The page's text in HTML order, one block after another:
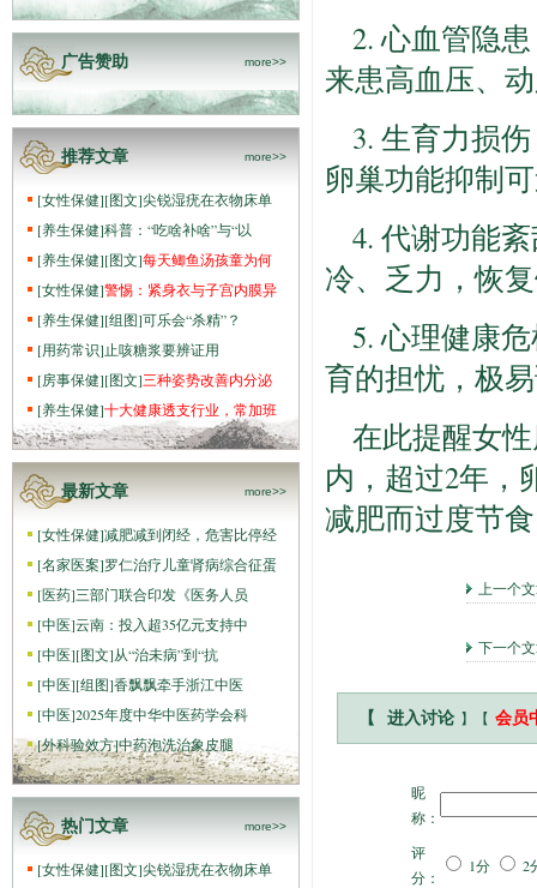
广告赞助 more>>
推荐文章 more>>
[女性保健][图文]尖锐湿疣在衣物床单
[养生保健]科普：“吃啥补啥”与“以
[养生保健][图文]每天鲫鱼汤孩童为何
[女性保健]警惕：紧身衣与子宫内膜异
[养生保健][组图]可乐会“杀精”？
[用药常识]止咳糖浆要辨证用
[房事保健][图文]三种姿势改善内分泌
[养生保健]十大健康透支行业，常加班
最新文章 more>>
[女性保健]减肥减到闭经，危害比停经
[名家医案]罗仁治疗儿童肾病综合征蛋
[医药]三部门联合印发《医务人员
[中医]云南：投入超35亿元支持中
[中医][图文]从“治未病”到“抗
[中医][组图]香飘飘牵手浙江中医
[中医]2025年度中华中医药学会科
[外科验效方]中药泡洗治象皮腿
热门文章 more>>
[女性保健][图文]尖锐湿疣在衣物床单
2. 心血管隐
来患高血压、
3. 生育力损
卵巢功能抑制
4. 代谢功能
冷、乏力，恢
5. 心理健康
育的担忧，极
在此提醒女
内，超过2年，
减肥而过度节
上一个
下一个
【 进入讨论 】【 会员
昵
称：
评
分：
1分 2